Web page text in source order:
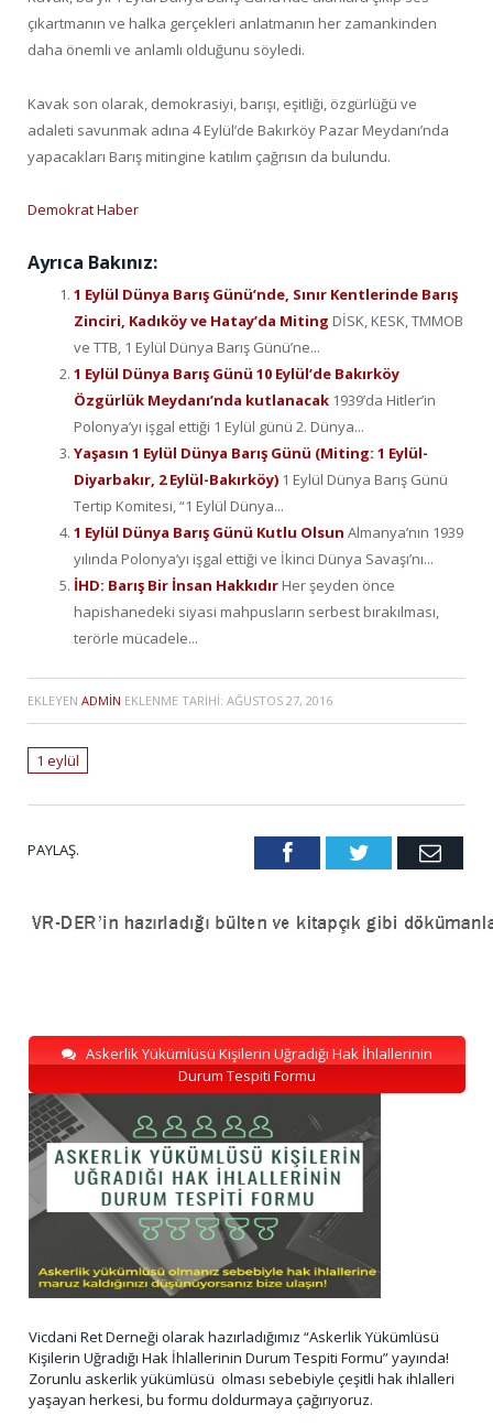
çıkartmanın ve halka gerçekleri anlatmanın her zamankinden
daha önemli ve anlamlı olduğunu söyledi.
Kavak son olarak, demokrasiyi, barışı, eşitliği, özgürlüğü ve
adaleti savunmak adına 4 Eylül’de Bakırköy Pazar Meydanı’nda
yapacakları Barış mitingine katılım çağrısın da bulundu.
Demokrat Haber
Ayrıca Bakınız:
1 Eylül Dünya Barış Günü’nde, Sınır Kentlerinde Barış
Zinciri, Kadıköy ve Hatay’da Miting DİSK, KESK, TMMOB
ve TTB, 1 Eylül Dünya Barış Günü’ne...
1 Eylül Dünya Barış Günü 10 Eylül’de Bakırköy
Özgürlük Meydanı’nda kutlanacak 1939’da Hitler’in
Polonya’yı işgal ettiği 1 Eylül günü 2. Dünya...
Yaşasın 1 Eylül Dünya Barış Günü (Miting: 1 Eylül-
Diyarbakır, 2 Eylül-Bakırköy) 1 Eylül Dünya Barış Günü
Tertip Komitesi, “1 Eylül Dünya...
1 Eylül Dünya Barış Günü Kutlu Olsun Almanya’nın 1939
yılında Polonya’yı işgal ettiği ve İkinci Dünya Savaşı’nı...
İHD: Barış Bir İnsan Hakkıdır Her şeyden önce
hapishanedeki siyasi mahpusların serbest bırakılması,
terörle mücadele...
EKLEYEN ADMIN EKLENME TARIHI: AĞUSTOS 27, 2016
1 eylül
PAYLAŞ. FacebookTwitter Email
Askerlik Yükümlüsü Kişilerin Uğradığı Hak İhlallerinin
Durum Tespiti Formu
Vicdani Ret Derneği olarak hazırladığımız “Askerlik Yükümlüsü
Kişilerin Uğradığı Hak İhlallerinin Durum Tespiti Formu” yayında!
Zorunlu askerlik yükümlüsü olması sebebiyle çeşitli hak ihlalleri
yaşayan herkesi, bu formu doldurmaya çağırıyoruz.